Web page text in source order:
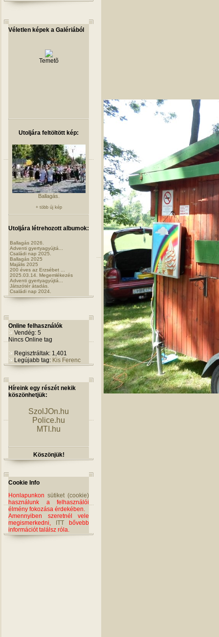
Véletlen képek a Galériából
Temetõ
Utoljára feltöltött kép:
Ballagás.
+ több új kép
Utoljára létrehozott albumok:
Ballagás 2026.
Adventi gyertyagyújtá...
Családi nap 2025.
Ballagás 2025
Majális 2025
200 éves az Erzsébet ...
2025.03.14. Megemlékezés
Adventi gyertyagyújtá...
Játszótér átadás.
Családi nap 2024.
Online felhasználók
Vendég: 5
Nincs Online tag
Regisztráltak: 1,401
Legújabb tag: Kis Ferenc
Híreink egy részét nekik
köszönhetjük:
SzolJOn.hu
Police.hu
MTI.hu
Köszönjük!
Cookie Info
Honlapunkon sütiket (cookie)
használunk a felhasználói
élmény fokozása érdekében.
Amennyiben szeretnél vele
megismerkedni,
ITT bővebb
információt találsz róla.